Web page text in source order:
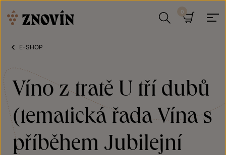
E-SHOP
Víno z tratě U tří dubů
(tematická řada Vína s
příběhem Jubilejní